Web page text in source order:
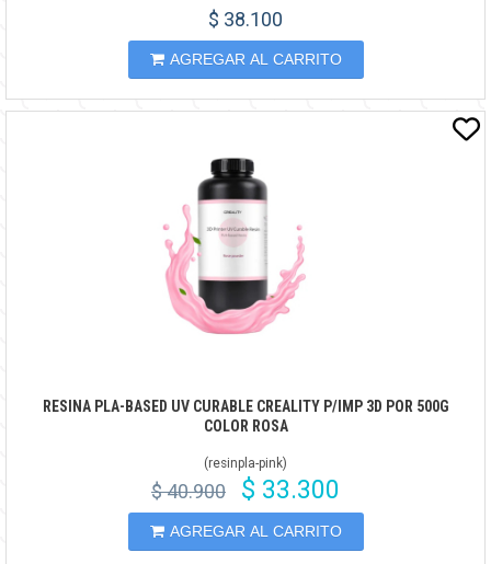
$ 38.100
AGREGAR AL CARRITO
RESINA PLA-BASED UV CURABLE CREALITY P/IMP 3D POR 500G
COLOR ROSA
(resinpla-pink)
$ 40.900 $ 33.300
AGREGAR AL CARRITO